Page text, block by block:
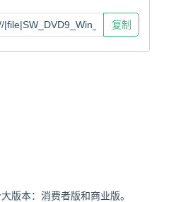
复制
版本：消费者版和商业版。